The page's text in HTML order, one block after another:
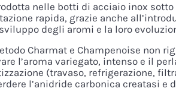
nelle botti di acciaio inox
rapida, grazie anche
degli aromi e la loro
Charmat e Champenoise non
l’aroma variegato, intenso e il
(travaso, refrigerazione,
l’anidride carbonica creatasi